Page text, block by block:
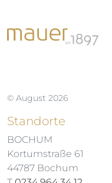
© August 2026
Standorte
BOCHUM
Kortumstraße 61
44787 Bochum